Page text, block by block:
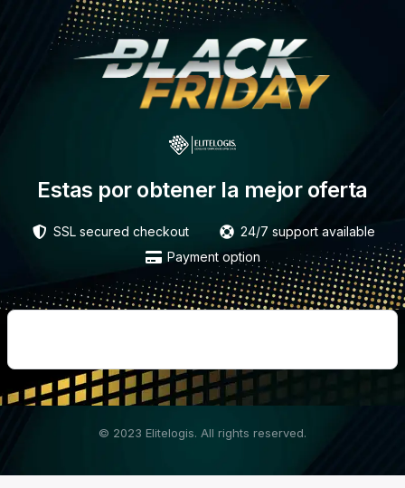
Estas por obtener la mejor oferta
SSL secured checkout
24/7 support available
Payment option
© 2023 Elitelogis. All rights reserved.